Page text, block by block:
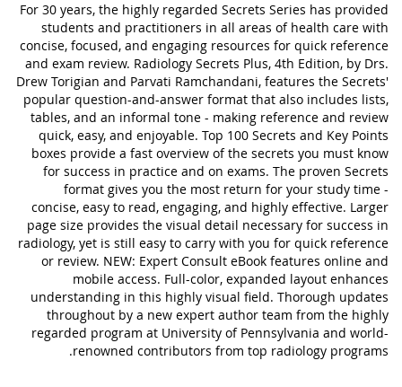
For 30 years, the highly regarded Secrets Series has provided
students and practitioners in all areas of health care with
concise, focused, and engaging resources for quick reference
and exam review. Radiology Secrets Plus, 4th Edition, by Drs.
Drew Torigian and Parvati Ramchandani, features the Secrets'
popular question-and-answer format that also includes lists,
tables, and an informal tone - making reference and review
quick, easy, and enjoyable. Top 100 Secrets and Key Points
boxes provide a fast overview of the secrets you must know
for success in practice and on exams. The proven Secrets
format gives you the most return for your study time -
concise, easy to read, engaging, and highly effective. Larger
page size provides the visual detail necessary for success in
radiology, yet is still easy to carry with you for quick reference
or review. NEW: Expert Consult eBook features online and
mobile access. Full-color, expanded layout enhances
understanding in this highly visual field. Thorough updates
throughout by a new expert author team from the highly
regarded program at University of Pennsylvania and world-
renowned contributors from top radiology programs.